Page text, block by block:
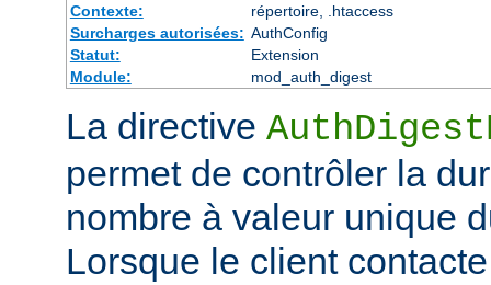
Contexte:
répertoire, .htaccess
Surcharges autorisées: AuthConfig
Statut:
Extension
Module:
mod_auth_digest
La directive
permet de contrôler la
nombre à valeur unique
Lorsque le client